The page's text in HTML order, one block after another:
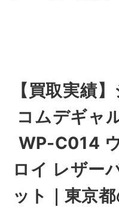
【買取実績】
コムデギャ
WP-C014
ロイ レザー
ット
｜東京